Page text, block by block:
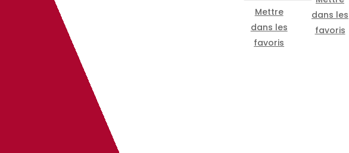
Mettre
dans les
favoris
dans les
favoris